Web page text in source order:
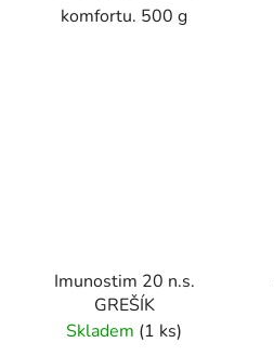
komfortu. 500 g
Imunostim 20 n.s.
GREŠÍK
Skladem (1 ks)